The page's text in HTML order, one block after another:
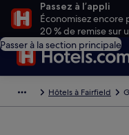
Passez à l’appli
Économisez encore
20 % de remise sur
Passer à la section principale
Hôtels à Fairfield